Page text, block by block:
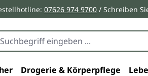
07626 974 9700 / Schreiben
Drogerie & Körperpflege